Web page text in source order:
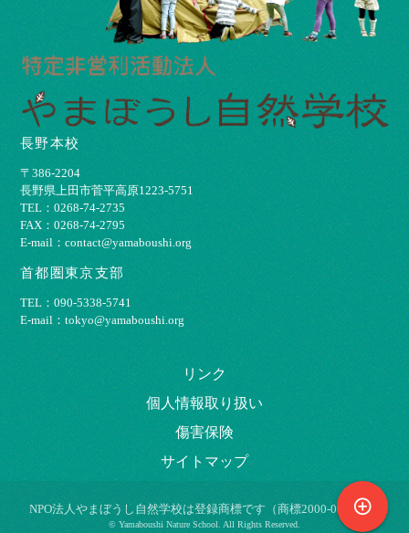
長野本校
〒386-2204
⻑野県上⽥市菅平⾼原1223-5751
TEL：0268-74-2735
FAX：0268-74-2795
E-mail：contact@yamaboushi.org
首都圏東京支部
TEL：090-5338-5741
E-mail：tokyo@yamaboushi.org
リンク
個⼈情報取り扱い
傷害保険
サイトマップ
NPO法⼈やまぼうし⾃然学校は登録商標です（商標2000-009695）
© Yamaboushi Nature School. All Rights Reserved.
control_point